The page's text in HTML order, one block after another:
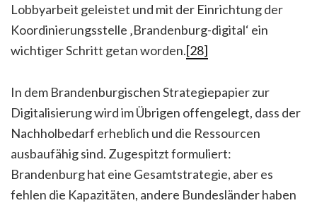
Lobbyarbeit geleistet und mit der Einrichtung der
Koordinierungsstelle ‚Brandenburg-digital‘ ein
wichtiger Schritt getan worden.[28]
In dem Brandenburgischen Strategiepapier zur
Digitalisierung wird im Übrigen offengelegt, dass der
Nachholbedarf erheblich und die Ressourcen
ausbaufähig sind. Zugespitzt formuliert:
Brandenburg hat eine Gesamtstrategie, aber es
fehlen die Kapazitäten, andere Bundesländer haben